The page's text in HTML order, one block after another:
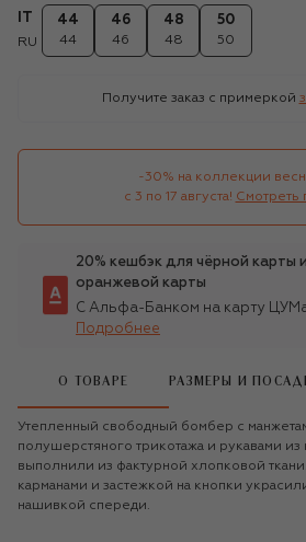
RU
44
44
46
46
48
48
50
50
Получите заказ с примеркой
-30% на коллекции
с 3 по 17 августа! Смотреть
20% кешбэк для чёрной карты
оранжевой карты
С Альфа-Банком на карту
Подробнее
О ТОВАРЕ РАЗМЕРЫ И
Утепленный свободный бомбер с
полушерстяного трикотажа и рукавами
выполнили из фактурной хлопковой
карманами и застежкой на кнопки
нашивкой спереди.